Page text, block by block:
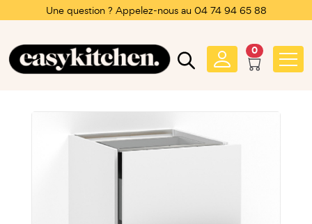
Une question ? Appelez-nous au 04 74 94 65 88
0